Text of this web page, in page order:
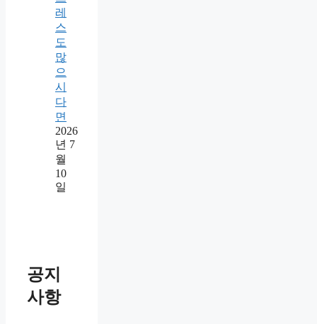
레
스
도
많
으
시
다
면
2026
년 7
월
10
일
공지
사항